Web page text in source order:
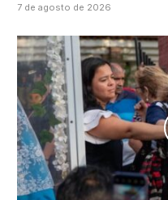
7 de agosto de 2026